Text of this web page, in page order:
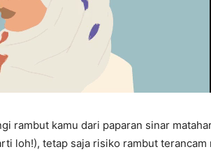
rambut kamu dari paparan sinar
loh!), tetap saja risiko rambut